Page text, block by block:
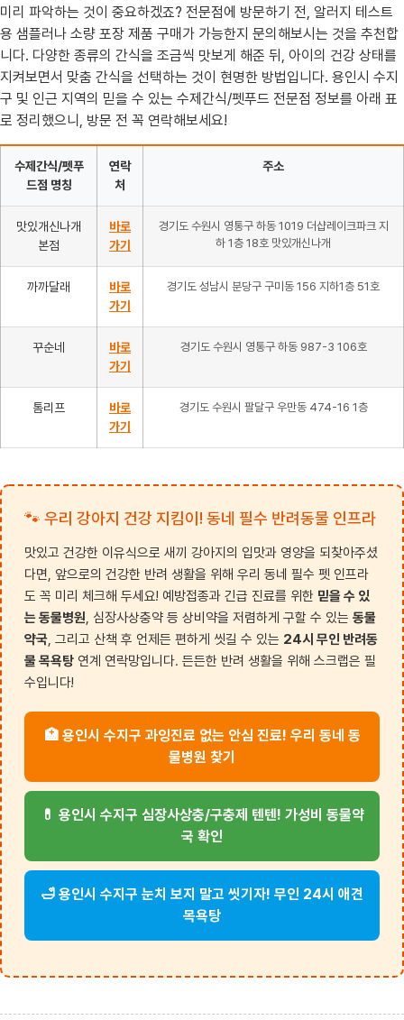
미리 파악하는 것이 중요하겠죠? 전문점에 방문하기 전, 알러지 테스트
용 샘플러나 소량 포장 제품 구매가 가능한지 문의해보시는 것을 추천합
니다. 다양한 종류의 간식을 조금씩 맛보게 해준 뒤, 아이의 건강 상태를
지켜보면서 맞춤 간식을 선택하는 것이 현명한 방법입니다. 용인시 수지
구 및 인근 지역의 믿을 수 있는 수제간식/펫푸드 전문점 정보를 아래 표
로 정리했으니, 방문 전 꼭 연락해보세요!
수제간식/펫푸
드점 명칭
연락
처
주소
맛있개신나개
본점
바로
가기
경기도 수원시 영통구 하동 1019 더샵레이크파크 지
하 1층 18호 맛있개신나개
까까달래
바로
가기
경기도 성남시 분당구 구미동 156 지하1층 51호
꾸순네
바로
가기
경기도 수원시 영통구 하동 987-3 106호
톰리프
바로
가기
경기도 수원시 팔달구 우만동 474-16 1층
🐾 우리 강아지 건강 지킴이! 동네 필수 반려동물 인프라
맛있고 건강한 이유식으로 새끼 강아지의 입맛과 영양을 되찾아주셨
다면, 앞으로의 건강한 반려 생활을 위해 우리 동네 필수 펫 인프라
도 꼭 미리 체크해 두세요! 예방접종과 긴급 진료를 위한 믿을 수 있
는 동물병원, 심장사상충약 등 상비약을 저렴하게 구할 수 있는 동물
약국, 그리고 산책 후 언제든 편하게 씻길 수 있는 24시 무인 반려동
물 목욕탕 연계 연락망입니다. 든든한 반려 생활을 위해 스크랩은 필
수입니다!
🏥 용인시 수지구 과잉진료 없는 안심 진료! 우리 동네 동
물병원 찾기
💊 용인시 수지구 심장사상충/구충제 텐텐! 가성비 동물약
국 확인
🛁 용인시 수지구 눈치 보지 말고 씻기자! 무인 24시 애견
목욕탕